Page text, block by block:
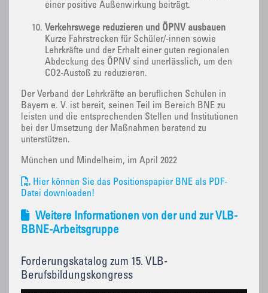
einer positive Außenwirkung beiträgt.
Verkehrswege reduzieren und ÖPNV ausbauen
Kurze Fahrstrecken für Schüler/-innen sowie
Lehrkräfte und der Erhalt einer guten regionalen
Abdeckung des ÖPNV sind unerlässlich, um den
CO2-Austoß zu reduzieren.
Der Verband der Lehrkräfte an beruflichen Schulen in
Bayern e. V. ist bereit, seinen Teil im Bereich BNE zu
leisten und die entsprechenden Stellen und Institutionen
bei der Umsetzung der Maßnahmen beratend zu
unterstützen.
München und Mindelheim, im April 2022
Hier können Sie das Positionspapier BNE als PDF-
Datei downloaden!
Weitere Informationen von der und zur VLB-
BBNE-Arbeitsgruppe
Forderungskatalog zum 15. VLB-
Berufsbildungskongress